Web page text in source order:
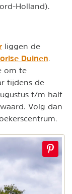
Holland).
liggen de
Duinen.
om te
tijdens de
t/m half
Volg dan